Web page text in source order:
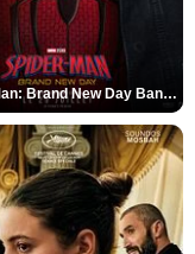
Spider-Man: Brand New Day Bande-annonce VO STFR